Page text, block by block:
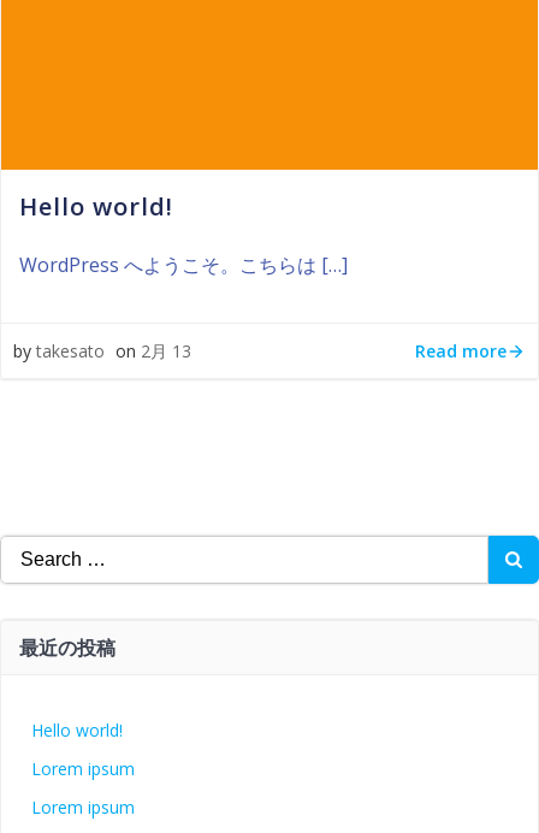
Hello world!
WordPress へようこそ。こちらは […]
by takesato on 2月 13 Read more
Search
for:
最近の投稿
Hello world!
Lorem ipsum
Lorem ipsum